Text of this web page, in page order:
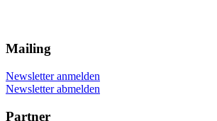
Mailing
Newsletter anmelden
Newsletter abmelden
Partner